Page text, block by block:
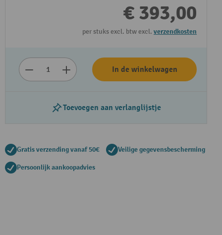
€ 393,00
per stuks excl. btw excl. verzendkosten
In de winkelwagen
Toevoegen aan verlanglijstje
Gratis verzending vanaf 50€ Veilige gegevensbescherming
Persoonlijk aankoopadvies